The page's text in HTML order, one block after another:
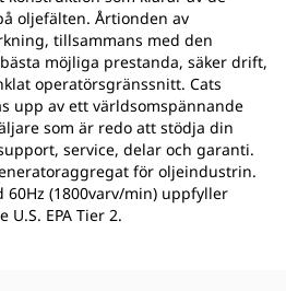
oljefälten. Årtionden av
tillsammans med den
möjliga prestanda, säker drift,
operatörsgränssnitt. Cats
upp av ett världsomspännande
som är redo att stödja din
service, delar och garanti.
för oljeindustrin.
60Hz (1800varv/min) uppfyller
EPA Tier 2.